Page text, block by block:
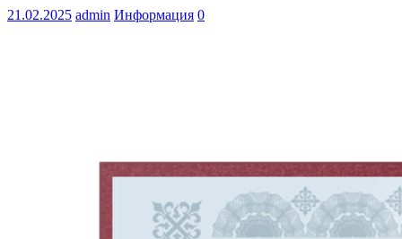
21.02.2025 admin Информация 0